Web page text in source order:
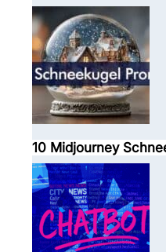
10 Midjourney